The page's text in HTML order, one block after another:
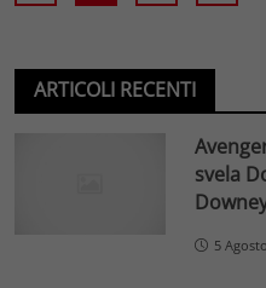
ARTICOLI RECENTI
svela
5